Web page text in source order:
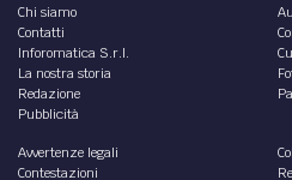
Chi siamo
Contatti
Inforomatica S.r.l.
La nostra storia
Redazione
Pubblicità
Avvertenze legali
Contestazioni